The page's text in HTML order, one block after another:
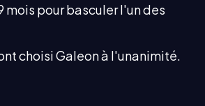
mois pour basculer l'un des
choisi Galeon à l'unanimité.